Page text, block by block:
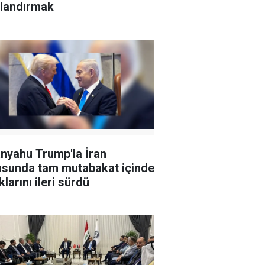
Trump'la İran
tam mutabakat içinde
ileri sürdü